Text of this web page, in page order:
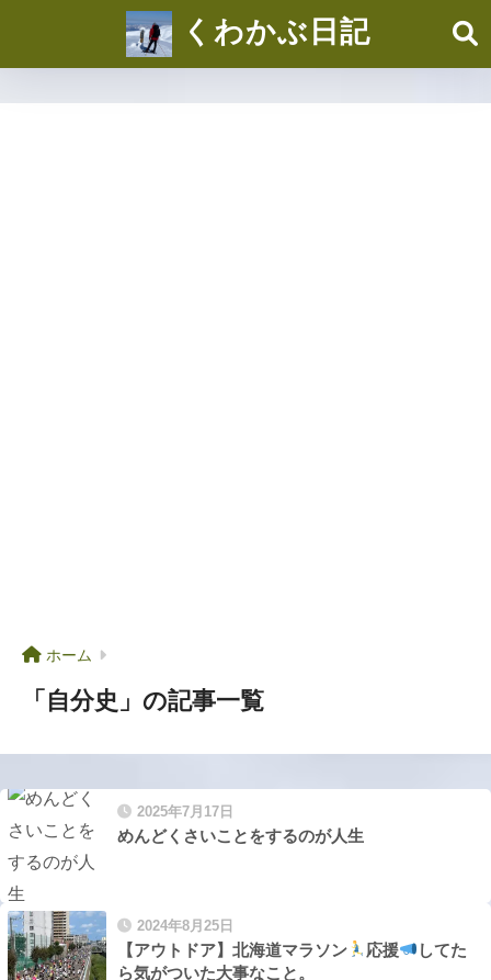
くわかぶ日記
ホーム
「自分史」の記事一覧
2025年7月17日
めんどくさいことをするのが人生
2024年8月25日
【アウトドア】北海道マラソン 応援
してた
ら気がついた大事なこと。